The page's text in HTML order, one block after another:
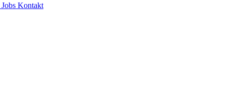
Jobs Kontakt